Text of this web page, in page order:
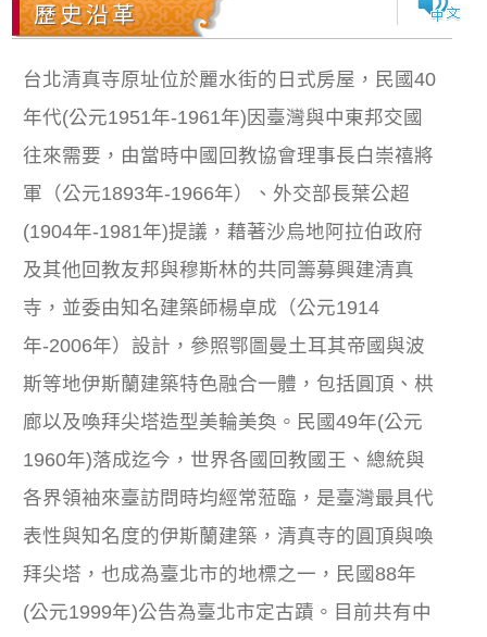
歷史沿革
台北清真寺原址位於麗水街的日式房屋，民國40
年代(公元1951年-1961年)因臺灣與中東邦交國
往來需要，由當時中國回教協會理事長白崇禧將
軍（公元1893年-1966年）、外交部長葉公超
(1904年-1981年)提議，藉著沙烏地阿拉伯政府
及其他回教友邦與穆斯林的共同籌募興建清真
寺，並委由知名建築師楊卓成（公元1914
年-2006年）設計，參照鄂圖曼土耳其帝國與波
斯等地伊斯蘭建築特色融合一體，包括圓頂、栱
廊以及喚拜尖塔造型美輪美奐。民國49年(公元
1960年)落成迄今，世界各國回教國王、總統與
各界領袖來臺訪問時均經常蒞臨，是臺灣最具代
表性與知名度的伊斯蘭建築，清真寺的圓頂與喚
拜尖塔，也成為臺北市的地標之一，民國88年
(公元1999年)公告為臺北市定古蹟。目前共有中